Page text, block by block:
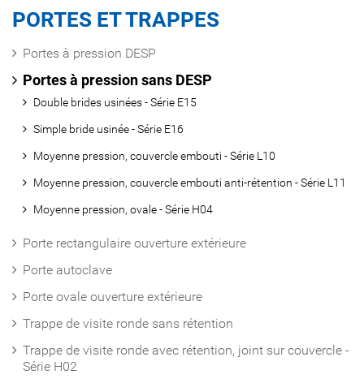
PORTES ET TRAPPES
Portes à pression DESP
Portes à pression sans DESP
Double brides usinées - Série E15
Simple bride usinée - Série E16
Moyenne pression, couvercle embouti - Série L10
Moyenne pression, couvercle embouti anti-rétention - Série L11
Moyenne pression, ovale - Série H04
Porte rectangulaire ouverture extérieure
Porte autoclave
Porte ovale ouverture extérieure
Trappe de visite ronde sans rétention
Trappe de visite ronde avec rétention, joint sur couvercle -
Série H02